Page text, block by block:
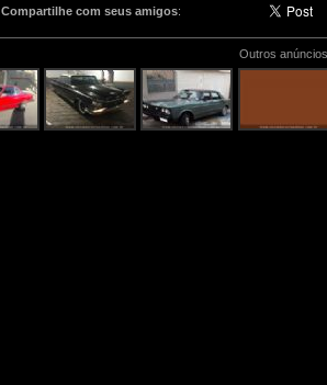
Compartilhe com seus amigos:
Outros